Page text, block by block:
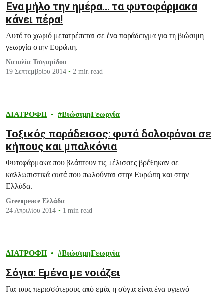
Ένα μήλο την ημέρα… τα φυτοφάρμακα
κάνει πέρα!
Aυτό το χωριό μετατρέπεται σε ένα παράδειγμα για τη βιώσιμη
γεωργία στην Ευρώπη.
Ναταλία Τσιγαρίδου
19 Σεπτεμβρίου 2014
2 min read
ΔΙΑΤΡΟΦΗ ΒιώσιμηΓεωργία
Τοξικός παράδεισος: φυτά δολοφόνοι σε
κήπους και μπαλκόνια
Φυτοφάρμακα που βλάπτουν τις μέλισσες βρέθηκαν σε
καλλωπιστικά φυτά που πωλούνται στην Ευρώπη και στην
Ελλάδα.
Greenpeace Ελλάδα
24 Απριλίου 2014
1 min read
ΔΙΑΤΡΟΦΗ ΒιώσιμηΓεωργία
Σόγια: Εμένα με νοιάζει
Για τους περισσότερους από εμάς η σόγια είναι ένα υγιεινό